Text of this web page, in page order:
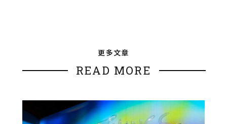
更多文章
READ MORE